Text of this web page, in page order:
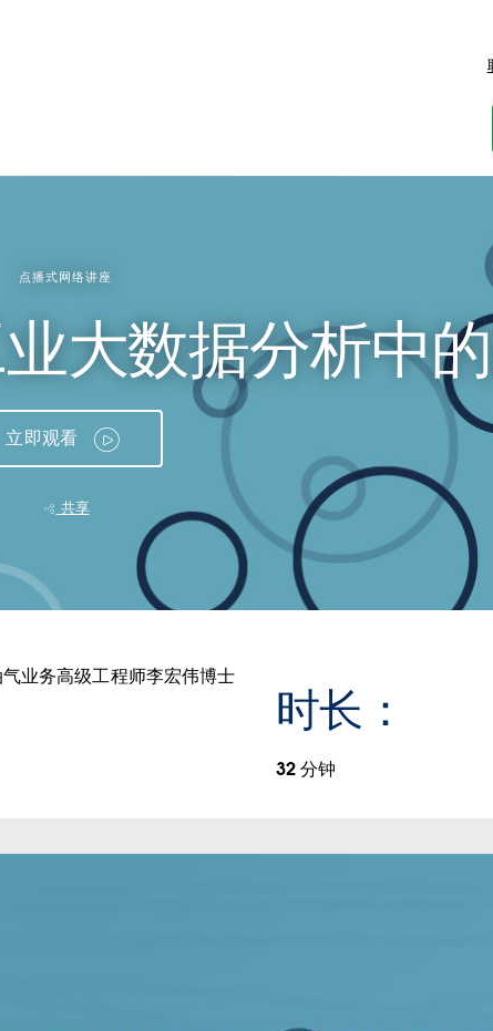
套餐与价格
点播式网络讲座
大数据分析中
立即观看
共享
业务高级工程师李宏伟博士
时长：
32 分钟